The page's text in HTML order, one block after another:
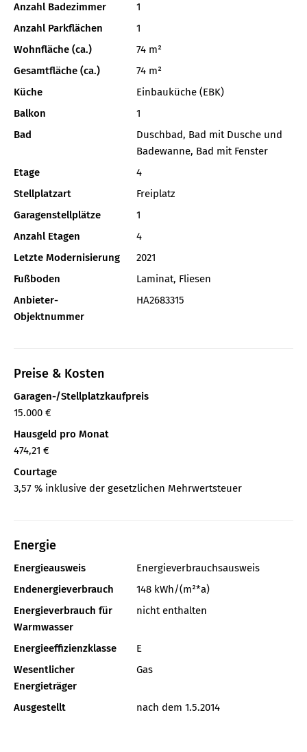
Anzahl Badezimmer
1
Anzahl Parkflächen
1
Wohnfläche (ca.)
74 m²
Gesamtfläche (ca.)
74 m²
Küche
Einbauküche (EBK)
Balkon
1
Bad
Duschbad, Bad mit Dusche und
Badewanne, Bad mit Fenster
Etage
4
Stellplatzart
Freiplatz
Garagenstellplätze
1
Anzahl Etagen
4
Letzte Modernisierung
2021
Fußboden
Laminat, Fliesen
Anbieter-
Objektnummer
HA2683315
Preise & Kosten
Garagen-/Stellplatzkaufpreis
15.000 €
Hausgeld pro Monat
474,21 €
Courtage
3,57 % inklusive der gesetzlichen Mehrwertsteuer
Energie
Energieausweis
Energieverbrauchsausweis
Endenergieverbrauch
148 kWh/(m²*a)
Energieverbrauch für
Warmwasser
nicht enthalten
Energieeffizienzklasse
E
Wesentlicher
Energieträger
Gas
Ausgestellt nach dem 1.5.2014